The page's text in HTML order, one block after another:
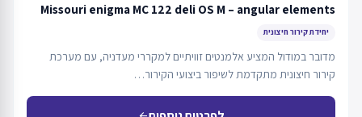
Missouri enigma MC 122 deli OS M – angular elements
יחידת קירור חיצונית
מדובר במודול המציע אלמנטים זוויתיים למקררי מעדניה, עם מערכת
קירור חיצונית מתקדמת לשיפור ביצועי הקירור…